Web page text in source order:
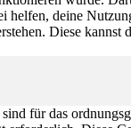
helfen, deine
Diese kannst
für das